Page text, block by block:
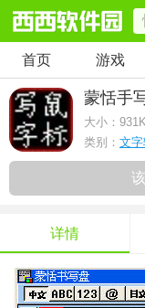
首页 游戏
蒙恬手
大小：
类别： 文字
详情